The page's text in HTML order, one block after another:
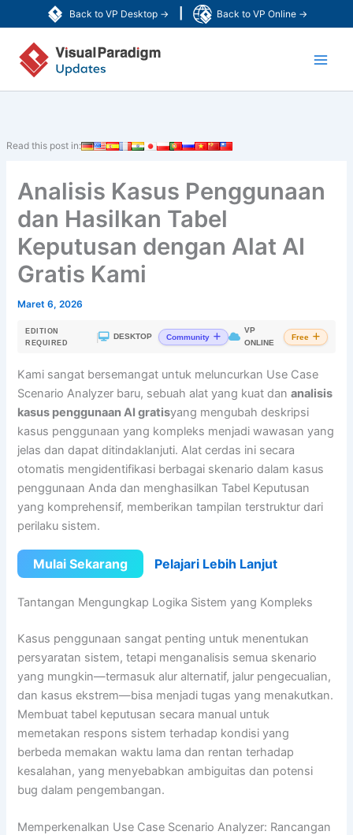
Back to VP Desktop → Back to VP Online →
ke
konten
Read this post in:
Analisis Kasus Penggunaan
dan Hasilkan Tabel
Keputusan dengan Alat AI
Gratis Kami
Maret 6, 2026
EDITION
REQUIRED
| DESKTOP Community
VP
ONLINE
Free
Kami sangat bersemangat untuk meluncurkan Use Case
Scenario Analyzer baru, sebuah alat yang kuat dananalisis
kasus penggunaan AI gratisyang mengubah deskripsi
kasus penggunaan yang kompleks menjadi wawasan yang
jelas dan dapat ditindaklanjuti. Alat cerdas ini secara
otomatis mengidentifikasi berbagai skenario dalam kasus
penggunaan Anda dan menghasilkan Tabel Keputusan
yang komprehensif, memberikan tampilan terstruktur dari
perilaku sistem.
Mulai Sekarang Pelajari Lebih Lanjut
Tantangan Mengungkap Logika Sistem yang Kompleks
Kasus penggunaan sangat penting untuk menentukan
persyaratan sistem, tetapi menganalisis semua skenario
yang mungkin—termasuk alur alternatif, jalur pengecualian,
dan kasus ekstrem—bisa menjadi tugas yang menakutkan.
Membuat tabel keputusan secara manual untuk
memetakan respons sistem terhadap kondisi yang
berbeda memakan waktu lama dan rentan terhadap
kesalahan, yang menyebabkan ambiguitas dan potensi
bug dalam pengembangan.
Memperkenalkan Use Case Scenario Analyzer: Rancangan